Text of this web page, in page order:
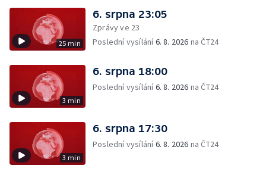
25 min
6. srpna 23:05
Zprávy ve 23
Poslední vysílání6. 8. 2026 na ČT24
3 min
6. srpna 18:00
Poslední vysílání6. 8. 2026 na ČT24
3 min
6. srpna 17:30
Poslední vysílání6. 8. 2026 na ČT24